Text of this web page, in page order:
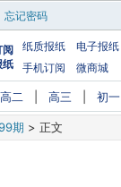
忘记密码
阅
纸
纸质报纸
电子报纸
手机订阅
微商城
高二 高三 初一
期 > 正文